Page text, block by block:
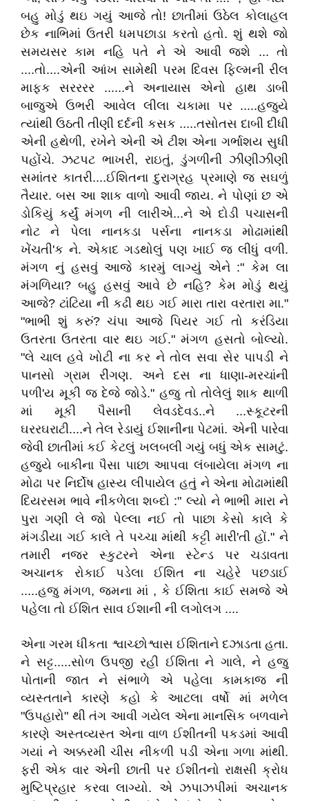
બહુ મોડું થઇ ગયું આજે તો! છાતીમાં ઉઠેલ કોલાહલ
છેક નાભિમાં ઉતરી ધમપછાડા કરતો હતો. શું થશે જો
સમયસર કામ નહિ પતે ને એ આવી જશે ... તો
....તો....એની આંખ સામેથી પરમ દિવસ ફિલ્મની રીલ
માફક સરરરર ......ને અનાયાસ એનો હાથ ડાબી
બાજુએ ઉભરી આવેલ લીલા ચકામા પર .....હજુયે
ત્યાંથી ઉઠતી તીણી દર્દની કસક .....તસોતસ દાબી દીધી
એની હથેળી, રખેને એની એ ટીશ એના ગર્ભાશય સુધી
પહોંચે. ઝટપટ ભાખરી, રાઇતું, ડુંગળીની ઝીણીઝીણી
સમાંતર કાતરી....ઈશિતના દુરાગ્રહ પ્રમાણે જ સઘળું
તૈયાર. બસ આ શાક વાળો આવી જાય. ને પોણાં છ એ
ડોકિયું કર્યું મંગળ ની લારીએ...ને એ દોડી પચાસની
નોટ ને પેલા નાનકડા પર્સના નાનકડા મોઢામાંથી
ખેંચતી'ક ને. એકાદ ગડથોલું પણ ખાઈ જ લીધું વળી.
મંગળ નું હસવું આજે કારમું લાગ્યું એને :" કેમ લા
મંગળિયા? બહુ હસવું આવે છે નહિ? કેમ મોડું થયું
આજે? ટાંટિયા ની કઢી થઇ ગઈ મારા તારા વરતારા મા."
"ભાભી શું કરું? ચંપા આજે પિયર ગઈ તો કરંડિયા
ઉતરતા ઉતરતા વાર થઇ ગઈ." મંગળ હસતો બોલ્યો.
"લે ચાલ હવે ખોટી ના કર ને તોલ સવા સેર પાપડી ને
પાનસો ગ્રામ રીંગણ. અને દસ ના ધાણા-મરચાંની
પળી'ય મૂકી જ દેજે જોડે." હજુ તો તોલેલું શાક થાળી
માં મૂકી પૈસાની લેવડદેવડ..ને ...સ્કૂટરની
ઘરરઘરાટી....ને તેલ રેડાયું ઈશાનીના પેટમાં. એની પારેવા
જેવી છાતીમાં કઈ કેટલું ખલબલી ગયું બધું એક સામટું.
હજુયે બાકીના પૈસા પાછા આપવા લંબાયેલા મંગળ ના
મોઢા પર નિર્દોષ હાસ્ય લીપાયેલ હતું ને એના મોઢામાંથી
દિયરસમ ભાવે નીકળેલા શબ્દો :" લ્યો ને ભાભી મારા ને
પુરા ગણી લે જો પેલ્લા નઈ તો પાછા કેસો કાલે કે
મંગડીયા ગઈ કાલે તે પચ્ચા માંથી કટ્ટી મારી'તી હોં." ને
તમારી નજર સ્કુટરને એના સ્ટેન્ડ પર ચડાવતા
અચાનક રોકાઈ પડેલા ઈશિત ના ચહેરે પછડાઈ
.....હજુ મંગળ, જમના માં , કે ઈશિતા કાઈ સમજે એ
પહેલા તો ઈશિત સાવ ઈશાની ની લગોલગ ....
એના ગરમ ધીકતા શ્વાચ્છોશ્વાસ ઈશિતાને દઝાડતા હતા.
ને સટ્ટ.....સોળ ઉપજી રહી ઈશિતા ને ગાલે, ને હજુ
પોતાની જાત ને સંભાળે એ પહેલા કામકાજ ની
વ્યસ્તતાને કારણે કહો કે આટલા વર્ષો માં મળેલ
"ઉપહારો" થી તંગ આવી ગયેલ એના માનસિક બળવાને
કારણે અસ્તવ્યસ્ત એના વાળ ઈશીતની પકડમાં આવી
ગયાં ને અક્કરમી ચીસ નીકળી પડી એના ગળા માંથી.
ફરી એક વાર એની છાતી પર ઈશીતનો રાક્ષસી ક્રોધ
મુષ્ટિપ્રહાર કરવા લાગ્યો. એ ઝપાઝપીમાં અચાનક